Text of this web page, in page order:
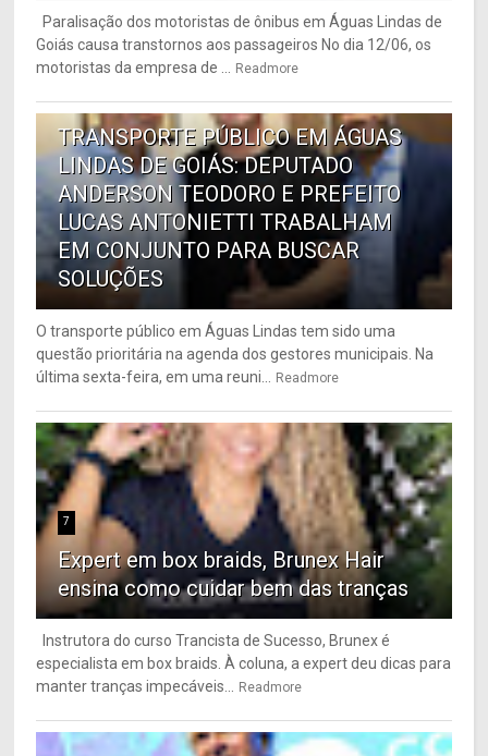
Paralisação dos motoristas de ônibus em Águas Lindas de
Goiás causa transtornos aos passageiros No dia 12/06, os
motoristas da empresa de ... Readmore
6
TRANSPORTE PÚBLICO EM ÁGUAS
LINDAS DE GOIÁS: DEPUTADO
ANDERSON TEODORO E PREFEITO
LUCAS ANTONIETTI TRABALHAM
EM CONJUNTO PARA BUSCAR
SOLUÇÕES
O transporte público em Águas Lindas tem sido uma
questão prioritária na agenda dos gestores municipais. Na
última sexta-feira, em uma reuni... Readmore
7
Expert em box braids, Brunex Hair
ensina como cuidar bem das tranças
Instrutora do curso Trancista de Sucesso, Brunex é
especialista em box braids. À coluna, a expert deu dicas para
manter tranças impecáveis... Readmore